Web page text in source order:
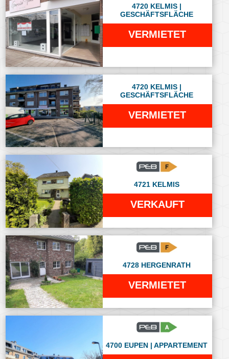
4720 KELMIS |
GESCHÄFTSFLÄCHE
VERMIETET
4720 KELMIS |
GESCHÄFTSFLÄCHE
VERMIETET
4721 KELMIS
VERKAUFT
4728 HERGENRATH
VERMIETET
4700 EUPEN | APPARTEMENT